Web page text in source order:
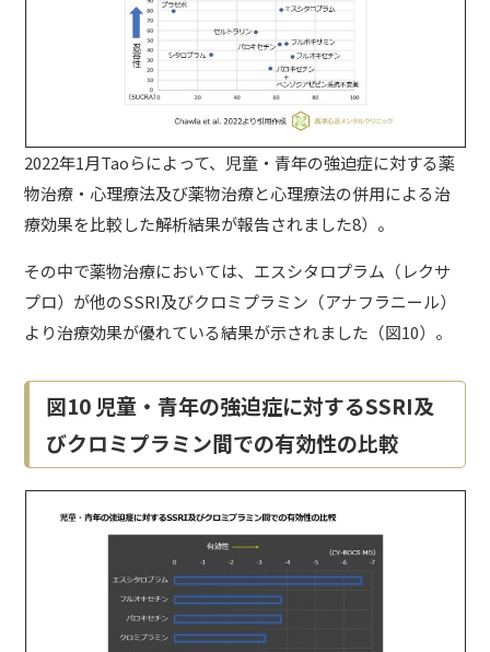
2022年1月Taoらによって、児童・青年の強迫症に対する薬
物治療・心理療法及び薬物治療と心理療法の併用による治
療効果を比較した解析結果が報告されました8）。
その中で薬物治療においては、エスシタロプラム（レクサ
プロ）が他のSSRI及びクロミプラミン（アナフラニール）
より治療効果が優れている結果が示されました（図10）。
図10 児童・青年の強迫症に対するSSRI及
びクロミプラミン間での有効性の比較